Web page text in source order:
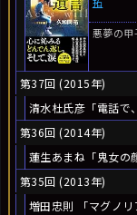
悪夢の甲
第37回 (2015年)
清水杜氏彦「電話で
第36回 (2014年)
蓮生あまね「鬼女の
第35回 (2013年)
増田忠則 「マグノリ